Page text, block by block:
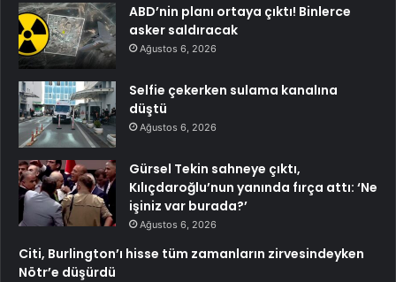
ABD’nin planı ortaya çıktı! Binlerce
asker saldıracak
Ağustos 6, 2026
Selfie çekerken sulama kanalına
düştü
Ağustos 6, 2026
Gürsel Tekin sahneye çıktı,
Kılıçdaroğlu’nun yanında fırça attı: ‘Ne
işiniz var burada?’
Ağustos 6, 2026
Citi, Burlington’ı hisse tüm zamanların zirvesindeyken
Nötr’e düşürdü